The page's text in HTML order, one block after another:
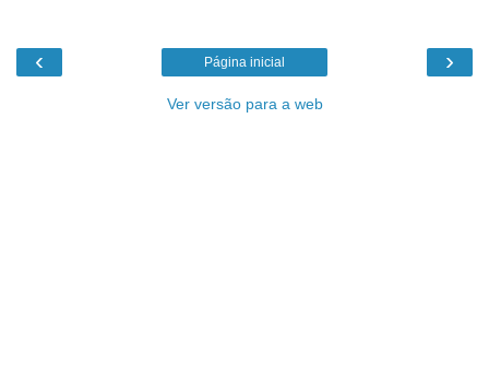
‹ ›
Página inicial
Ver versão para a web